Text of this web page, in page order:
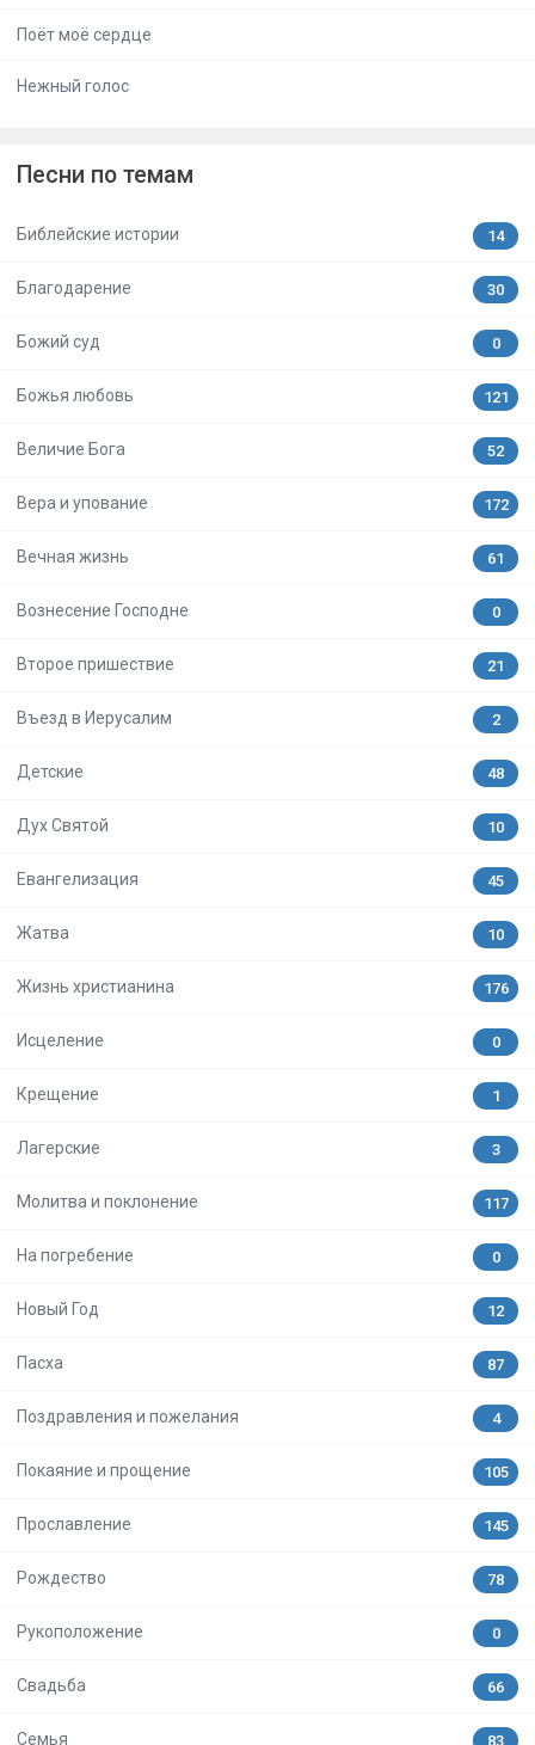
Поёт моё сердце
Нежный голос
Песни по темам
Библейские истории 14
Благодарение 30
Божий суд 0
Божья любовь 121
Величие Бога 52
Вера и упование 172
Вечная жизнь 61
Вознесение Господне 0
Второе пришествие 21
Въезд в Иерусалим 2
Детские 48
Дух Святой 10
Евангелизация 45
Жатва 10
Жизнь христианина 176
Исцеление 0
Крещение 1
Лагерские 3
Молитва и поклонение 117
На погребение 0
Новый Год 12
Пасха 87
Поздравления и пожелания 4
Покаяние и прощение 105
Прославление 145
Рождество 78
Рукоположение 0
Свадьба 66
Семья 83